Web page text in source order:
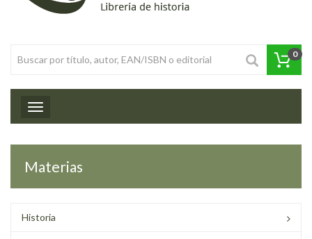
0
Toggle navigation
Materias
Historia